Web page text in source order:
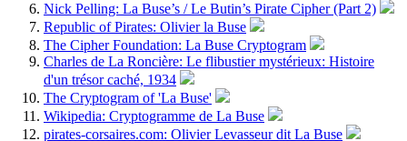
Nick Pelling: La Buse’s / Le Butin’s Pirate Cipher (Part 2)
Republic of Pirates: Olivier la Buse
The Cipher Foundation: La Buse Cryptogram
Charles de La Roncière: Le flibustier mystérieux: Histoire
d'un trésor caché, 1934
The Cryptogram of 'La Buse'
Wikipedia: Cryptogramme de La Buse
pirates-corsaires.com: Olivier Levasseur dit La Buse